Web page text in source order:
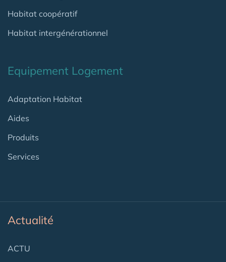
Habitat coopératif
Habitat intergénérationnel
Equipement Logement
Adaptation Habitat
Aides
Produits
Services
Actualité
ACTU